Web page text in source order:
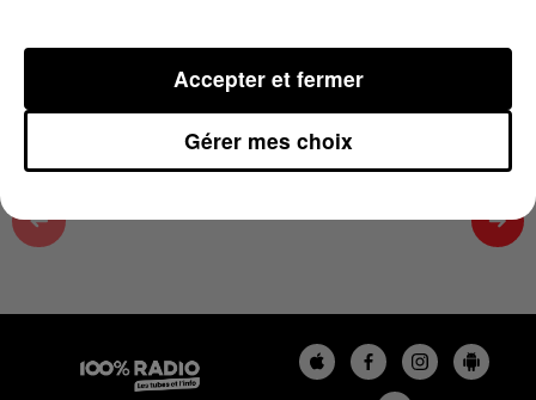
à 09h53
Gérer mes choix
Accepter et fermer